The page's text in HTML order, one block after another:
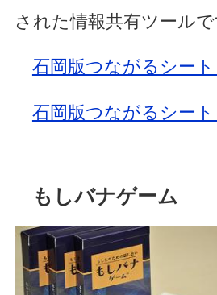
された情報共有ツールで
石岡版つながるシート
石岡版つながるシート
もしバナゲーム